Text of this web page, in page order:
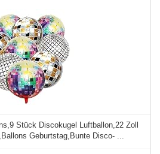
Stück Discokugel Luftballon,22 Zoll
Geburtstag,Bunte Disco- ...